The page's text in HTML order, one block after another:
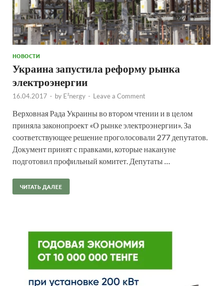
НОВОСТИ
Украина запустила реформу рынка
электроэнергии
16.04.2017 - by E²nergy - Leave a Comment
Верховная Рада Украины во втором чтении и в целом
приняла законопроект «О рынке электроэнергии». За
соответствующее решение проголосовали 277 депутатов.
Документ принят с правками, которые накануне
подготовил профильный комитет. Депутаты …
ЧИТАТЬ ДАЛЕЕ